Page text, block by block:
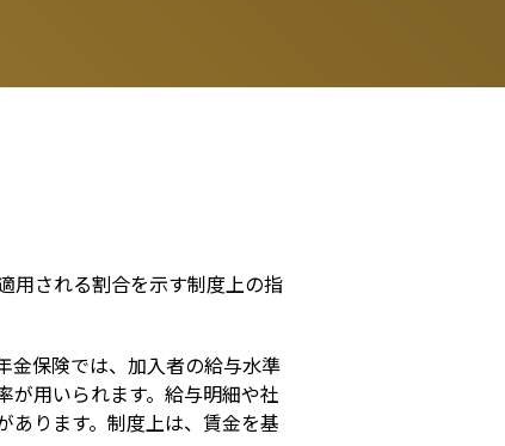
用される割合を示す制度上の指
金保険では、加入者の給与水準
が用いられます。給与明細や社
あります。制度上は、賃金を基